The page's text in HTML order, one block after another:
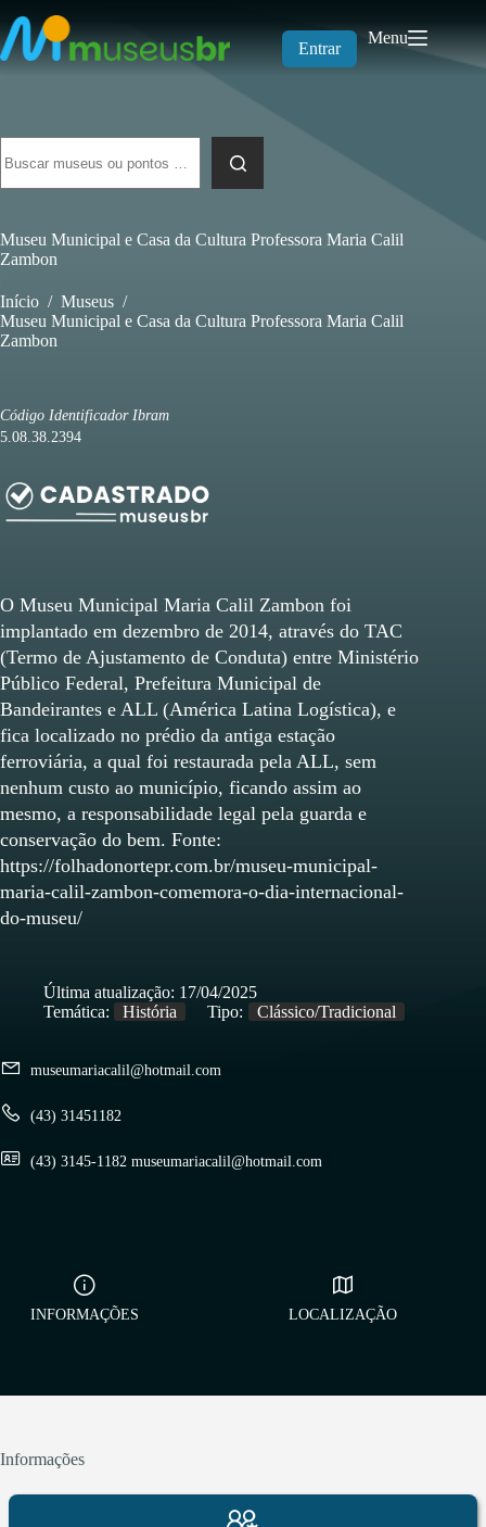
para
o
conteúdo
Entrar
Menu
resultados
Museu Municipal e Casa da Cultura Professora Maria Calil
Zambon
Início / Museus /
Museu Municipal e Casa da Cultura Professora Maria Calil
Zambon
Código Identificador Ibram
5.08.38.2394
museumariacalil@hotmail.com
(43) 31451182
(43) 3145-1182 museumariacalil@hotmail.com
O Museu Municipal Maria Calil Zambon foi
implantado em dezembro de 2014, através do TAC
(Termo de Ajustamento de Conduta) entre Ministério
Público Federal, Prefeitura Municipal de
Bandeirantes e ALL (América Latina Logística), e
fica localizado no prédio da antiga estação
ferroviária, a qual foi restaurada pela ALL, sem
nenhum custo ao município, ficando assim ao
mesmo, a responsabilidade legal pela guarda e
conservação do bem. Fonte:
https://folhadonortepr.com.br/museu-municipal-
maria-calil-zambon-comemora-o-dia-internacional-
do-museu/
Última atualização: 17/04/2025
Temática:
História Tipo: Clássico/Tradicional
INFORMAÇÕES LOCALIZAÇÃO
Informações